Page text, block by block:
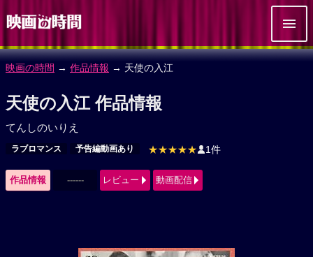
映画の時間 → 作品情報 → 天使の入江
天使の入江 作品情報
てんしのいりえ
ラブロマンス 予告編動画あり ★★★★★ 1件
作品情報 ------ レビュー 動画配信